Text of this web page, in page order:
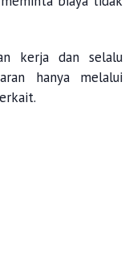
kerja dan selalu
hanya melalui